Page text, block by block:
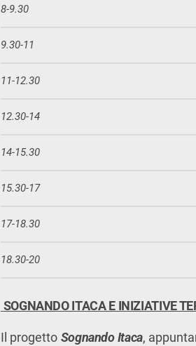
8-9.30
9.30-11
11-12.30
12.30-14
14-15.30
15.30-17
17-18.30
18.30-20
SOGNANDO ITACA E INIZIATIVE
Il progetto Sognando Itaca,